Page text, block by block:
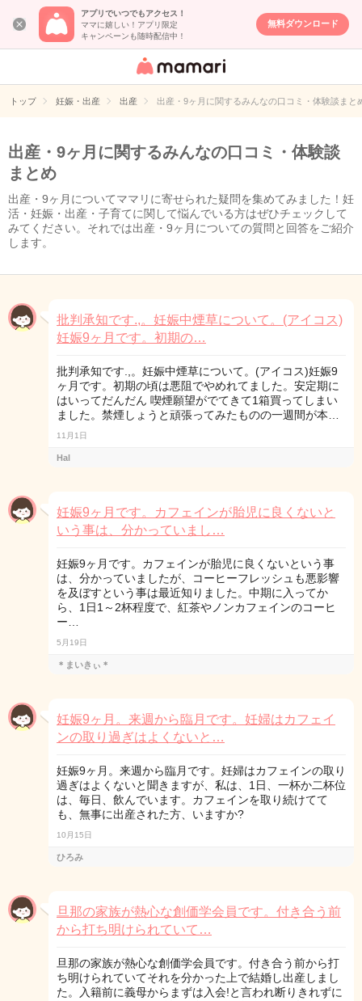
アプリでいつでもアクセス！
ママに嬉しい！アプリ限定
キャンペーンも随時配信中！
無料ダウンロード
女性専用匿名QA
イト
トップ 妊娠・出産 出産 出産・9ヶ月に関するみんなの口コミ・体験談まと
出産・9ヶ月に関するみんなの口コミ・体験談
まとめ
出産・9ヶ月についてママリに寄せられた疑問を集めてみました！妊
活・妊娠・出産・子育てに関して悩んでいる方はぜひチェックして
みてください。それでは出産・9ヶ月についての質問と回答をご紹介
します。
批判承知です.,。妊娠中煙草について。(アイコス)
妊娠9ヶ月です。初期の…
批判承知です.,。妊娠中煙草について。(アイコス)妊娠9
ヶ月です。初期の頃は悪阻でやめれてました。安定期に
はいってだんだん 喫煙願望がでてきて1箱買ってしまい
ました。禁煙しょうと頑張ってみたものの一週間が本…
11月1日
Hal
妊娠9ヶ月です。カフェインが胎児に良くないと
いう事は、分かっていまし…
妊娠9ヶ月です。カフェインが胎児に良くないという事
は、分かっていましたが、コーヒーフレッシュも悪影響
を及ぼすという事は最近知りました。中期に入ってか
ら、1日1～2杯程度で、紅茶やノンカフェインのコーヒ
ー…
5月19日
＊まいきぃ＊
妊娠9ヶ月。来週から臨月です。妊婦はカフェイ
ンの取り過ぎはよくないと…
妊娠9ヶ月。来週から臨月です。妊婦はカフェインの取り
過ぎはよくないと聞きますが、私は、1日、一杯か二杯位
は、毎日、飲んでいます。カフェインを取り続けてて
も、無事に出産された方、いますか?
10月15日
ひろみ
旦那の家族が熱心な創価学会員です。付き合う前
から打ち明けられていて…
旦那の家族が熱心な創価学会員です。付き合う前から打
ち明けられていてそれを分かった上で結婚し出産しまし
た。入籍前に義母からまずは入会!と言われ断りきれずに